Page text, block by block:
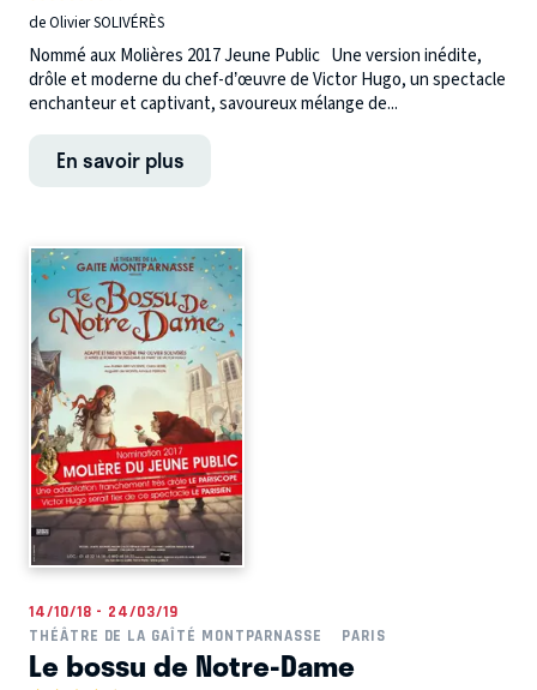
de Olivier SOLIVÉRÈS
Nommé aux Molières 2017 Jeune Public Une version inédite,
drôle et moderne du chef-d’œuvre de Victor Hugo, un spectacle
enchanteur et captivant, savoureux mélange de...
En savoir plus
14/10/18 - 24/03/19
THÉÂTRE DE LA GAÎTÉ MONTPARNASSE
PARIS
Le bossu de Notre-Dame